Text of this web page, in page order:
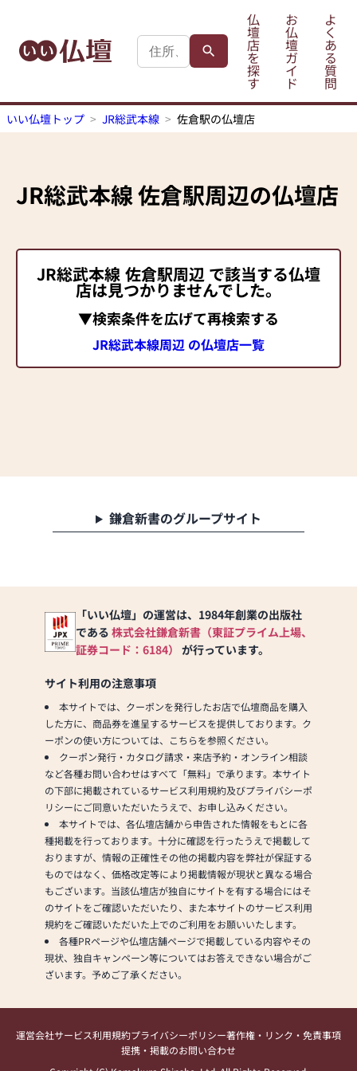
仏
壇
店
を
探
す
お
仏
壇
ガ
イ
ド
よ
く
あ
る
質
問
いい仏壇トップ JR総武本線 佐倉駅の仏壇店
JR総武本線佐倉駅周辺の仏壇店
JR総武本線 佐倉駅周辺 で該当する仏壇
店は見つかりませんでした。
▼検索条件を広げて再検索する
JR総武本線周辺 の仏壇店一覧
鎌倉新書のグループサイト
「いい仏壇」の運営は、1984年創業の出版社
である 株式会社鎌倉新書（東証プライム上場、
証券コード：6184） が行っています。
サイト利用の注意事項
本サイトでは、クーポンを発行したお店で仏壇商品を購入
した方に、商品券を進呈するサービスを提供しております。ク
ーポンの使い方については、こちらを参照ください。
クーポン発行・カタログ請求・来店予約・オンライン相談
など各種お問い合わせはすべて「無料」で承ります。本サイト
の下部に掲載されているサービス利用規約及びプライバシーポ
リシーにご同意いただいたうえで、お申し込みください。
本サイトでは、各仏壇店舗から申告された情報をもとに各
種掲載を行っております。十分に確認を行ったうえで掲載して
おりますが、情報の正確性その他の掲載内容を弊社が保証する
ものではなく、価格改定等により掲載情報が現状と異なる場合
もございます。当該仏壇店が独自にサイトを有する場合にはそ
のサイトをご確認いただいたり、また本サイトのサービス利用
規約をご確認いただいた上でのご利用をお願いいたします。
各種PRページや仏壇店舗ページで掲載している内容やその
現状、独自キャンペーン等についてはお答えできない場合がご
ざいます。予めご了承ください。
運営会社サービス利用規約プライバシーポリシー著作権・リンク・免責事項
提携・掲載のお問い合わせ